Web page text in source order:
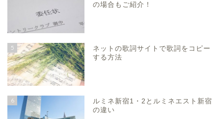
の場合もご紹介！
5
ネットの歌詞サイトで歌詞をコピー
する方法
6
ルミネ新宿1・2とルミネエスト新宿
の違い